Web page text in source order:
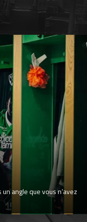
angle que vous n’avez